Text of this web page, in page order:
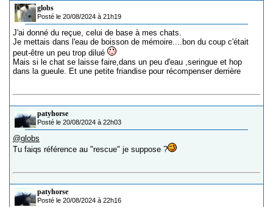
globs
Posté le 20/08/2024 à 21h19
J'ai donné du reçue, celui de base à mes chats.
Je mettais dans l'eau de boisson de mémoire....bon du coup c'était
peut-être un peu trop dilué
Mais si le chat se laisse faire,dans un peu d'eau ,seringue et hop
dans la gueule. Et une petite friandise pour récompenser derrière
patyhorse
Posté le 20/08/2024 à 22h03
@globs
Tu faiqs référence au "rescue" je suppose ?
patyhorse
Posté le 20/08/2024 à 22h16